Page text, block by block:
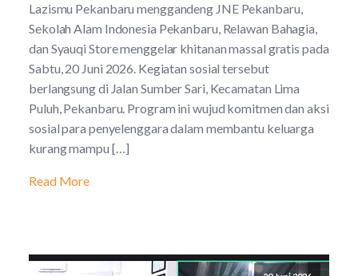
Lazismu Pekanbaru menggandeng JNE Pekanbaru,
Sekolah Alam Indonesia Pekanbaru, Relawan Bahagia,
dan Syauqi Store menggelar khitanan massal gratis pada
Sabtu, 20 Juni 2026. Kegiatan sosial tersebut
berlangsung di Jalan Sumber Sari, Kecamatan Lima
Puluh, Pekanbaru. Program ini wujud komitmen dan aksi
sosial para penyelenggara dalam membantu keluarga
kurang mampu […]
Read More